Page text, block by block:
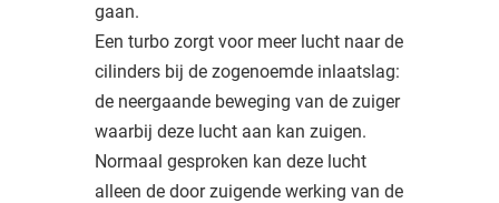
gaan.
Een turbo zorgt voor meer lucht naar de
cilinders bij de zogenoemde inlaatslag:
de neergaande beweging van de zuiger
waarbij deze lucht aan kan zuigen.
Normaal gesproken kan deze lucht
alleen de door zuigende werking van de